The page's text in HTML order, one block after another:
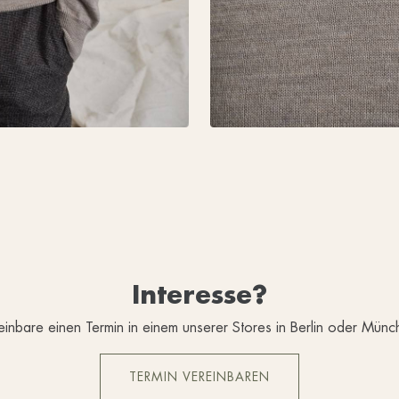
Interesse?
einen Termin in einem unserer Stores in Berlin oder
TERMIN VEREINBAREN